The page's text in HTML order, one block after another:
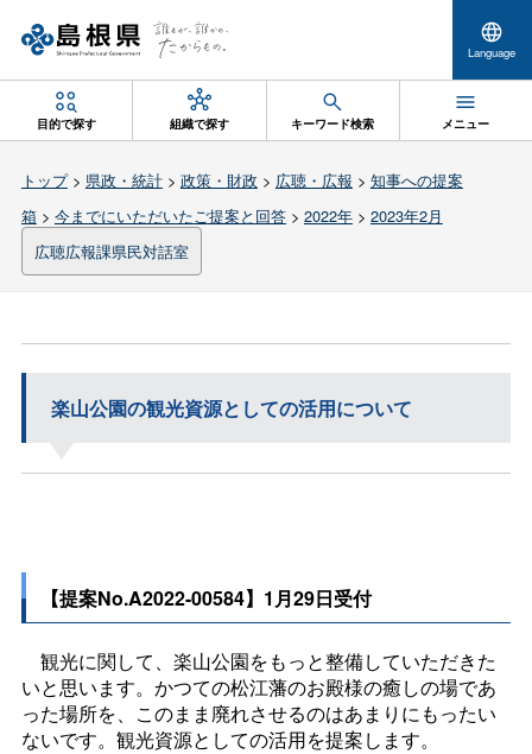
Language
目的で探す 組織で探す キーワード検索 メニュー
トップ> 県政・統計> 政策・財政 > 広聴・広報 > 知事への提案
箱> 今までにいただいたご提案と回答> 2022年> 2023年2月
広聴広報課県民対話室
楽山公園の観光資源としての活用について
【提案No.A2022-00584】1月29日受付
観光に関して、楽山公園をもっと整備していただきた
いと思います。かつての松江藩のお殿様の癒しの場であ
った場所を、このまま廃れさせるのはあまりにもったい
ないです。観光資源としての活用を提案します。